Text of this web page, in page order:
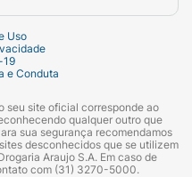
Uso
19
e Conduta
seu site oficial corresponde ao
qualquer outro que
sua segurança recomendamos
desconhecidos que se utilizem
Araujo S.A. Em caso de
com (31) 3270-5000.